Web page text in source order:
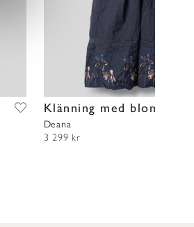
Klänning med blommor
Deana
3 299 kr